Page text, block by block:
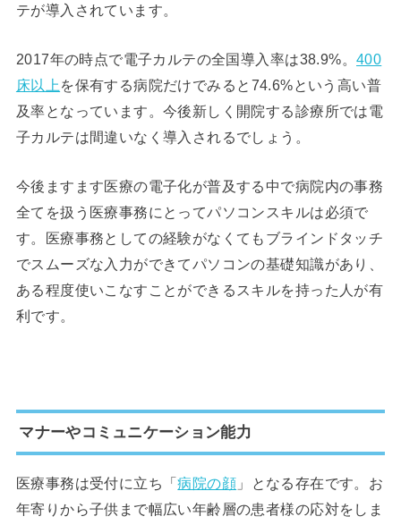
テが導入されています。
2017年の時点で電子カルテの全国導入率は38.9%。400
床以上 を保有する病院だけでみると74.6%という高い普
及率となっています。今後新しく開院する診療所では電
子カルテは間違いなく導入されるでしょう。
今後ますます医療の電子化が普及する中で病院内の事務
全てを扱う医療事務にとってパソコンスキルは必須で
す。医療事務としての経験がなくてもブラインドタッチ
でスムーズな入力ができてパソコンの基礎知識があり、
ある程度使いこなすことができるスキルを持った人が有
利です。
マナーやコミュニケーション能力
医療事務は受付に立ち「病院の顔 」となる存在です。お
年寄りから子供まで幅広い年齢層の患者様の応対をしま